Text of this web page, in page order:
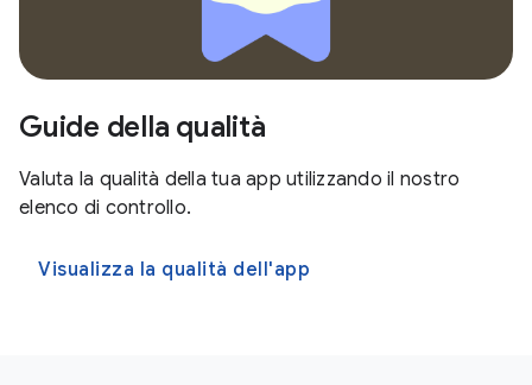
Guide della qualità
Valuta la qualità della tua app utilizzando il nostro
elenco di controllo.
Visualizza la qualità dell'app